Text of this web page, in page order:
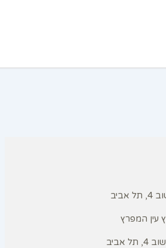
עין המפרץ
אביב